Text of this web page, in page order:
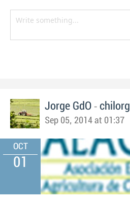
Jorge GdO - chilorg
Sep 05, 2014 at 01:37
OCT
01